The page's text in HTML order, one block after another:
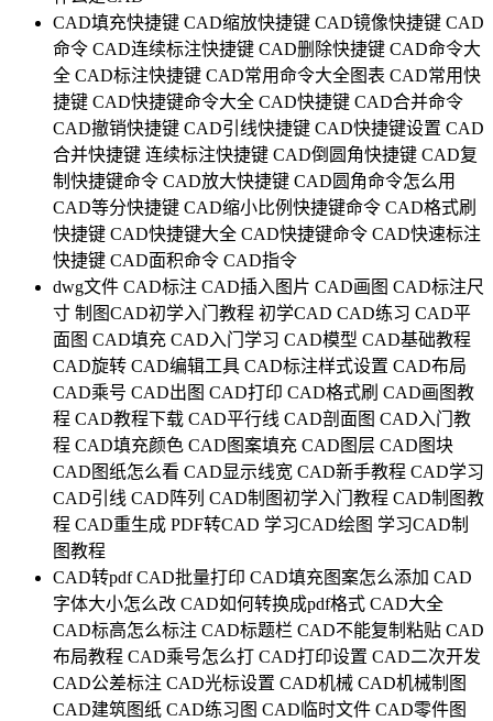
CAD填充快捷键 CAD缩放快捷键 CAD镜像快捷键 CAD
命令 CAD连续标注快捷键 CAD删除快捷键 CAD命令大
全 CAD标注快捷键 CAD常用命令大全图表 CAD常用快
捷键 CAD快捷键命令大全 CAD快捷键 CAD合并命令
CAD撤销快捷键 CAD引线快捷键 CAD快捷键设置 CAD
合并快捷键 连续标注快捷键 CAD倒圆角快捷键 CAD复
制快捷键命令 CAD放大快捷键 CAD圆角命令怎么用
CAD等分快捷键 CAD缩小比例快捷键命令 CAD格式刷
快捷键 CAD快捷键大全 CAD快捷键命令 CAD快速标注
快捷键 CAD面积命令 CAD指令
dwg文件 CAD标注 CAD插入图片 CAD画图 CAD标注尺
寸 制图CAD初学入门教程 初学CAD CAD练习 CAD平
面图 CAD填充 CAD入门学习 CAD模型 CAD基础教程
CAD旋转 CAD编辑工具 CAD标注样式设置 CAD布局
CAD乘号 CAD出图 CAD打印 CAD格式刷 CAD画图教
程 CAD教程下载 CAD平行线 CAD剖面图 CAD入门教
程 CAD填充颜色 CAD图案填充 CAD图层 CAD图块
CAD图纸怎么看 CAD显示线宽 CAD新手教程 CAD学习
CAD引线 CAD阵列 CAD制图初学入门教程 CAD制图教
程 CAD重生成 PDF转CAD 学习CAD绘图 学习CAD制
图教程
CAD转pdf CAD批量打印 CAD填充图案怎么添加 CAD
字体大小怎么改 CAD如何转换成pdf格式 CAD大全
CAD标高怎么标注 CAD标题栏 CAD不能复制粘贴 CAD
布局教程 CAD乘号怎么打 CAD打印设置 CAD二次开发
CAD公差标注 CAD光标设置 CAD机械 CAD机械制图
CAD建筑图纸 CAD练习图 CAD临时文件 CAD零件图